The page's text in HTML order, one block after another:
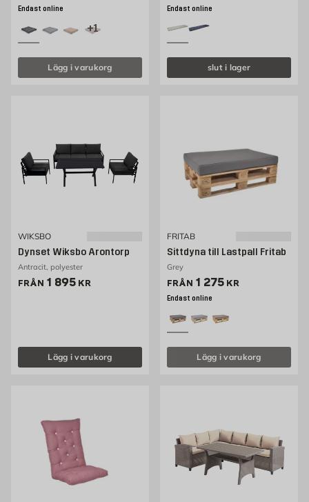
Endast online
+1
Lägg i varukorg
Endast online
slut i lager
WIKSBO
Dynset Wiksbo Arontorp
Antracit, polyester
FRÅN Pris 1895 kr
1 895 KR
Lägg i varukorg
FRITAB
Sittdyna till Lastpall Fritab
Grey
FRÅN Pris 1275 kr
1 275 KR
Endast online
Lägg i varukorg